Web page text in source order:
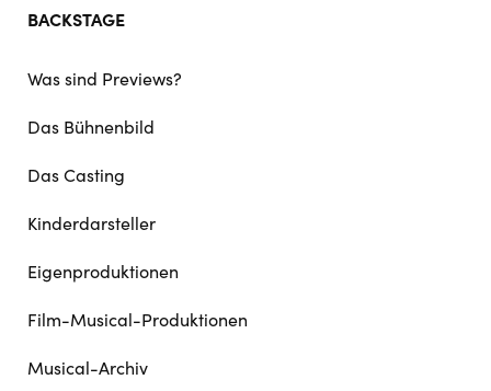
BACKSTAGE
Was sind Previews?
Das Bühnenbild
Das Casting
Kinderdarsteller
Eigenproduktionen
Film-Musical-Produktionen
Musical-Archiv